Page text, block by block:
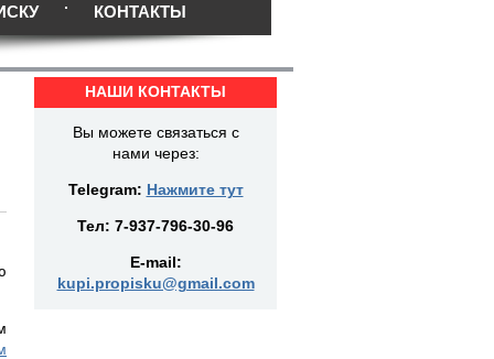
КОНТАКТЫ
НАШИ КОНТАКТЫ
Вы можете связаться с
нами через:
Telegram: Нажмите тут
Тел: 7-937-796-30-96
E-mail:
kupi.propisku@gmail.com